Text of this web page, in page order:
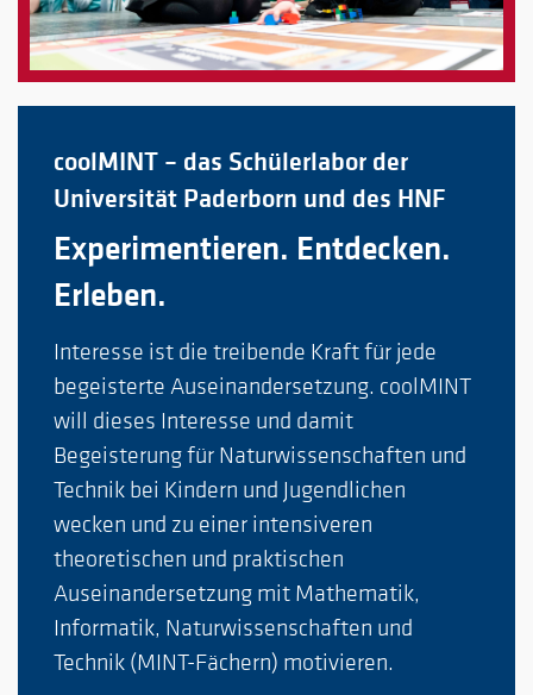
coolMINT – das Schülerlabor der
Universität Paderborn und des HNF
Experimentieren. Entdecken.
Erleben.
Interesse ist die treibende Kraft für jede
begeisterte Auseinandersetzung. coolMINT
will dieses Interesse und damit
Begeisterung für Naturwissenschaften und
Technik bei Kindern und Jugendlichen
wecken und zu einer intensiveren
theoretischen und praktischen
Auseinandersetzung mit Mathematik,
Informatik, Naturwissenschaften und
Technik (MINT-Fächern) motivieren.